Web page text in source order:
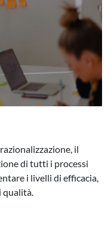
il
di tutti i processi
i livelli di efficacia,
qualità.